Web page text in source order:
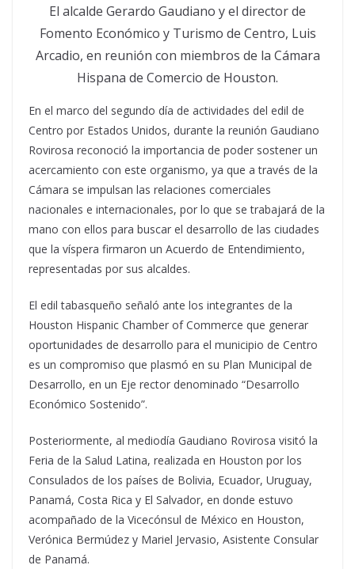
El alcalde Gerardo Gaudiano y el director de
Fomento Económico y Turismo de Centro, Luis
Arcadio, en reunión con miembros de la Cámara
Hispana de Comercio de Houston.
En el marco del segundo día de actividades del edil de
Centro por Estados Unidos, durante la reunión Gaudiano
Rovirosa reconoció la importancia de poder sostener un
acercamiento con este organismo, ya que a través de la
Cámara se impulsan las relaciones comerciales
nacionales e internacionales, por lo que se trabajará de la
mano con ellos para buscar el desarrollo de las ciudades
que la víspera firmaron un Acuerdo de Entendimiento,
representadas por sus alcaldes.
El edil tabasqueño señaló ante los integrantes de la
Houston Hispanic Chamber of Commerce que generar
oportunidades de desarrollo para el municipio de Centro
es un compromiso que plasmó en su Plan Municipal de
Desarrollo, en un Eje rector denominado “Desarrollo
Económico Sostenido”.
Posteriormente, al mediodía Gaudiano Rovirosa visitó la
Feria de la Salud Latina, realizada en Houston por los
Consulados de los países de Bolivia, Ecuador, Uruguay,
Panamá, Costa Rica y El Salvador, en donde estuvo
acompañado de la Vicecónsul de México en Houston,
Verónica Bermúdez y Mariel Jervasio, Asistente Consular
de Panamá.